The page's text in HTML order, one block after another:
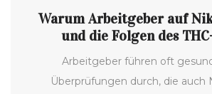
Warum Arbeitgeber auf
und die Folgen des
Arbeitgeber führen oft
Überprüfungen durch, die auch